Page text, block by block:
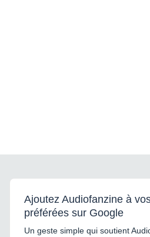
Ajoutez Audiofanzine à
préférées sur Google
Un geste simple qui soutient